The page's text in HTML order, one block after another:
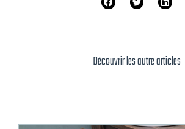
Découvrir les autre articles